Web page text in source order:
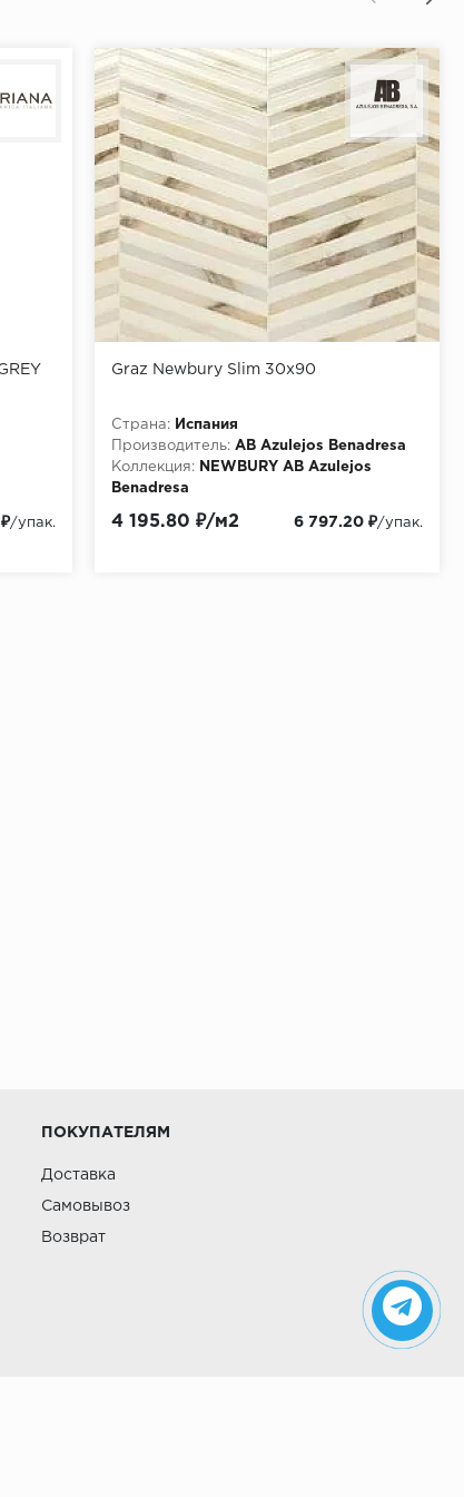
/упак.
Graz Newbury Slim 30x90
Страна:
Испания
Производитель: AB Azulejos Benadresa
Коллекция:
NEWBURY AB Azulejos
Benadresa
4 195.80 ₽/м2 6 797.20 ₽/упак.
ПОКУПАТЕЛЯМ
Доставка
Самовывоз
Возврат